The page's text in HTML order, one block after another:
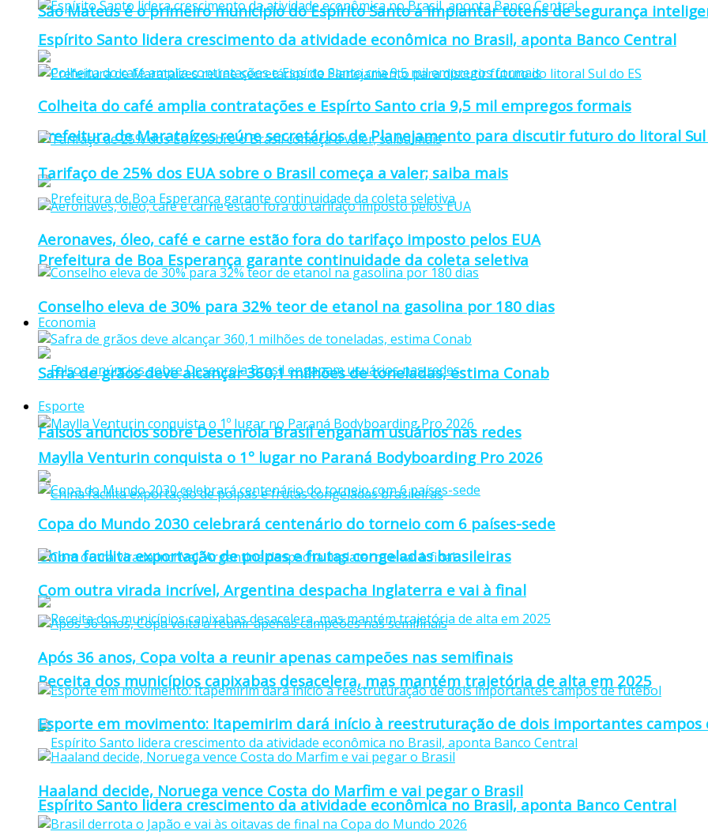
São Mateus é o primeiro município do Espírito Santo a implantar totens de segurança
Prefeitura de Marataízes reúne secretários de Planejamento para discutir futuro do litoral Sul
Prefeitura de Boa Esperança garante continuidade da coleta seletiva
Economia
Falsos anúncios sobre Desenrola Brasil enganam usuários nas redes
China facilita exportação de polpas e frutas congeladas brasileiras
Receita dos municípios capixabas desacelera, mas mantém trajetória de alta em 2025
Espírito Santo lidera crescimento da atividade econômica no Brasil, aponta Banco Central
Espírito Santo lidera crescimento da atividade econômica no Brasil, aponta Banco Central
Colheita do café amplia contratações e Espírto Santo cria 9,5 mil empregos formais
Tarifaço de 25% dos EUA sobre o Brasil começa a valer; saiba mais
Aeronaves, óleo, café e carne estão fora do tarifaço imposto pelos EUA
Conselho eleva de 30% para 32% teor de etanol na gasolina por 180 dias
Safra de grãos deve alcançar 360,1 milhões de toneladas, estima Conab
Esporte
Maylla Venturin conquista o 1º lugar no Paraná Bodyboarding Pro 2026
Copa do Mundo 2030 celebrará centenário do torneio com 6 países-sede
Com outra virada incrível, Argentina despacha Inglaterra e vai à final
Após 36 anos, Copa volta a reunir apenas campeões nas semifinais
Esporte em movimento: Itapemirim dará início à reestruturação de dois importantes campos
Haaland decide, Noruega vence Costa do Marfim e vai pegar o Brasil